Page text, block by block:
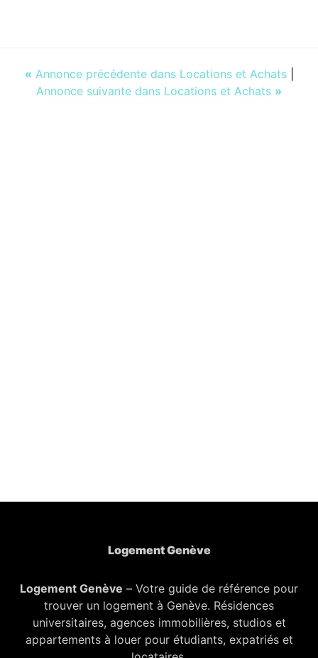
« Annonce précédente dans Locations et Achats
Annonce suivante dans Locations et Achats »
Logement Genève
Logement Genève – Votre guide de référence pour
trouver un logement à Genève. Résidences
universitaires, agences immobilières, studios et
appartements à louer pour étudiants, expatriés et